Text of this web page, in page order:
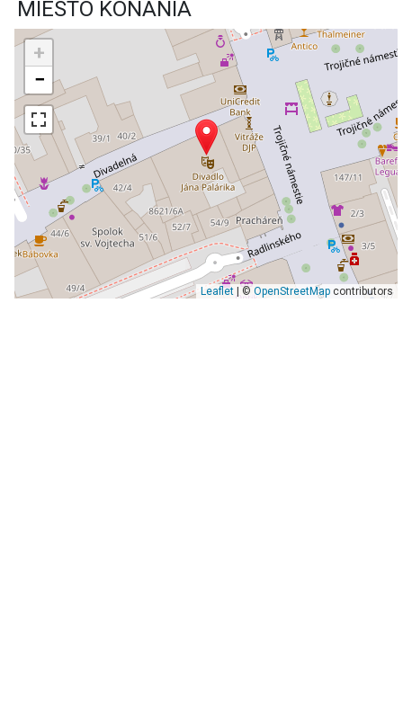
MIESTO KONANIA
+
−
Leaflet| © OpenStreetMapcontributors